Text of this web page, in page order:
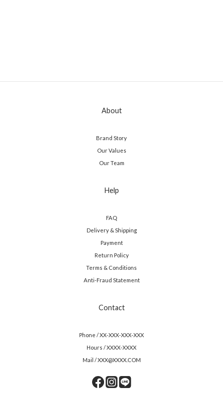
About
Brand Story
Our Values
Our Team
Help
FAQ
Delivery & Shipping
Payment
Return Policy
Terms & Conditions
Anti-Fraud Statement
Contact
Phone / XX-XXX-XXX-XXX
Hours / XXXX-XXXX
Mail / XXX@XXXX.COM